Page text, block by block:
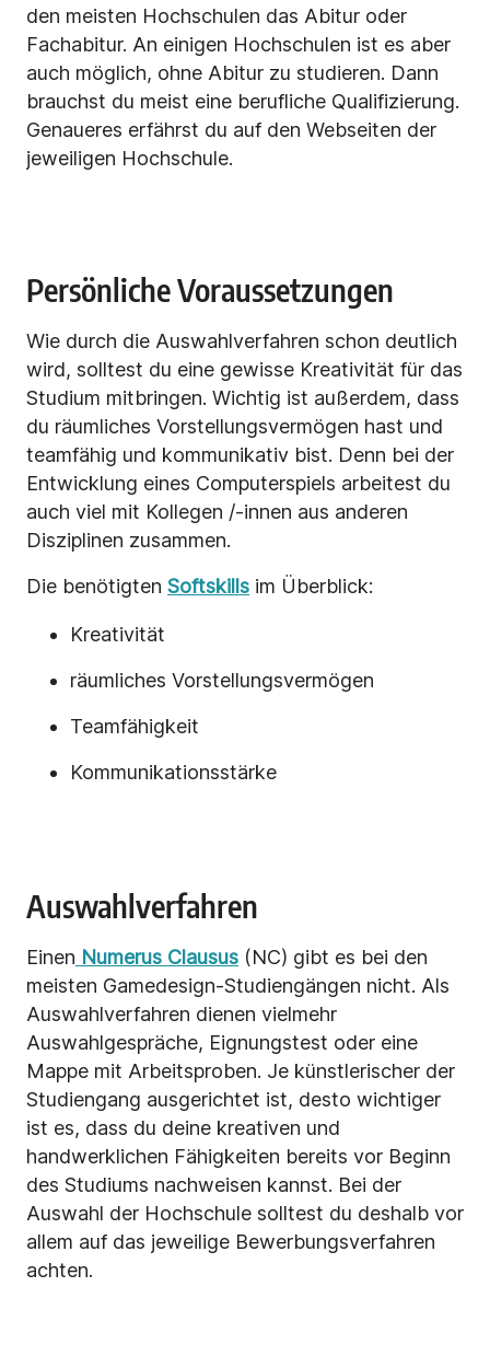
den meisten Hochschulen das Abitur oder
Fachabitur. An einigen Hochschulen ist es aber
auch möglich, ohne Abitur zu studieren. Dann
brauchst du meist eine berufliche Qualifizierung.
Genaueres erfährst du auf den Webseiten der
jeweiligen Hochschule.
Persönliche Voraussetzungen
Wie durch die Auswahlverfahren schon deutlich
wird, solltest du eine gewisse Kreativität für das
Studium mitbringen. Wichtig ist außerdem, dass
du räumliches Vorstellungsvermögen hast und
teamfähig und kommunikativ bist. Denn bei der
Entwicklung eines Computerspiels arbeitest du
auch viel mit Kollegen /-innen aus anderen
Disziplinen zusammen.
Die benötigten Softskills im Überblick:
Kreativität
räumliches Vorstellungsvermögen
Teamfähigkeit
Kommunikationsstärke
Auswahlverfahren
Einen Numerus Clausus (NC) gibt es bei den
meisten Gamedesign-Studiengängen nicht. Als
Auswahlverfahren dienen vielmehr
Auswahlgespräche, Eignungstest oder eine
Mappe mit Arbeitsproben. Je künstlerischer der
Studiengang ausgerichtet ist, desto wichtiger
ist es, dass du deine kreativen und
handwerklichen Fähigkeiten bereits vor Beginn
des Studiums nachweisen kannst. Bei der
Auswahl der Hochschule solltest du deshalb vor
allem auf das jeweilige Bewerbungsverfahren
achten.